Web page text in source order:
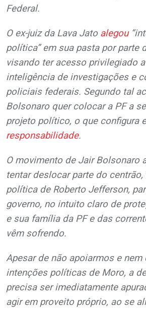
Federal.
O ex-juiz da Lava Jato alegou
política” em sua pasta por parte
visando ter acesso privilegiado
inteligência de investigações e
policiais federais. Segundo tal
Bolsonaro quer colocar a PF a
projeto político, o que configura
responsabilidade.
O movimento de Jair Bolsonaro
tentar deslocar parte do
política de Roberto Jefferson,
governo, no intuito claro de
e sua família da PF e das
vêm sofrendo.
Apesar de não apoiarmos e
intenções políticas de Moro, a
precisa ser imediatamente
agir em proveito próprio, ao se